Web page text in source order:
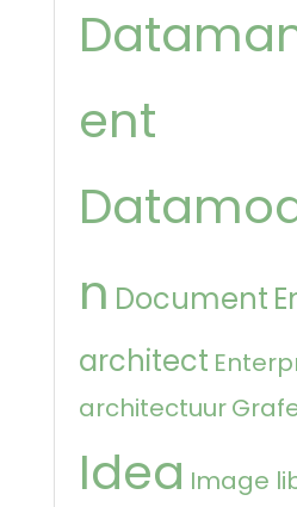
ent
n Document
architect
architectuur
Idea Image